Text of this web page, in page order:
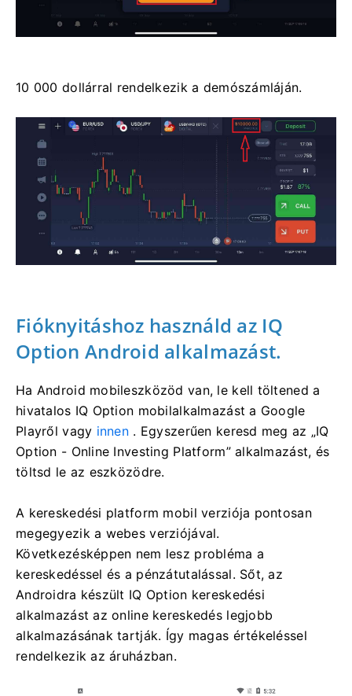
10 000 dollárral rendelkezik a demószámláján.
Fióknyitáshoz használd az IQ
Option Android alkalmazást.
Ha Android mobileszközöd van, le kell töltened a
hivatalos IQ Option mobilalkalmazást a Google
Playről vagy innen . Egyszerűen keresd meg az „IQ
Option - Online Investing Platform” alkalmazást, és
töltsd le az eszközödre.
A kereskedési platform mobil verziója pontosan
megegyezik a webes verziójával.
Következésképpen nem lesz probléma a
kereskedéssel és a pénzátutalással. Sőt, az
Androidra készült IQ Option kereskedési
alkalmazást az online kereskedés legjobb
alkalmazásának tartják. Így magas értékeléssel
rendelkezik az áruházban.